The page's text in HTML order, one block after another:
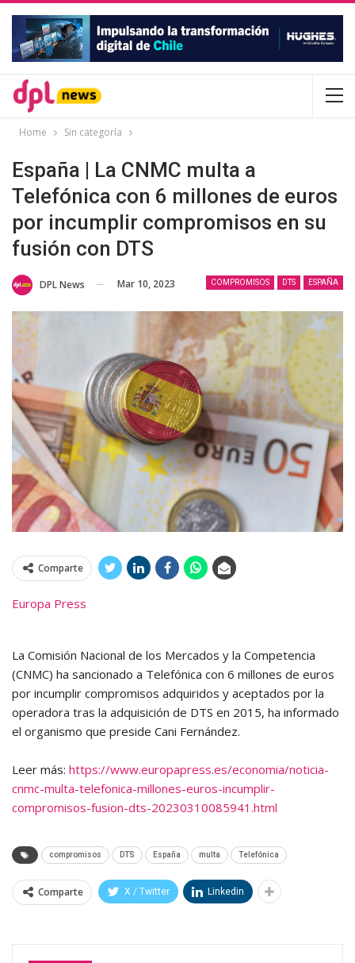
Home Sin categoría
España | La CNMC multa a
Telefónica con 6 millones de euros
por incumplir compromisos en su
fusión con DTS
COMPROMISOS DTS ESPAÑA
DPL News Mar 10, 2023
Comparte
Europa Press
La Comisión Nacional de los Mercados y la Competencia
(CNMC) ha sancionado a Telefónica con 6 millones de euros
por incumplir compromisos adquiridos y aceptados por la
operadora tras la adquisición de DTS en 2015, ha informado
el organismo que preside Cani Fernández.
Leer más: https://www.europapress.es/economia/noticia-
cnmc-multa-telefonica-millones-euros-incumplir-
compromisos-fusion-dts-20230310085941.html
compromisos DTS España multa Telefónica
Comparte X / Twitter Linkedin